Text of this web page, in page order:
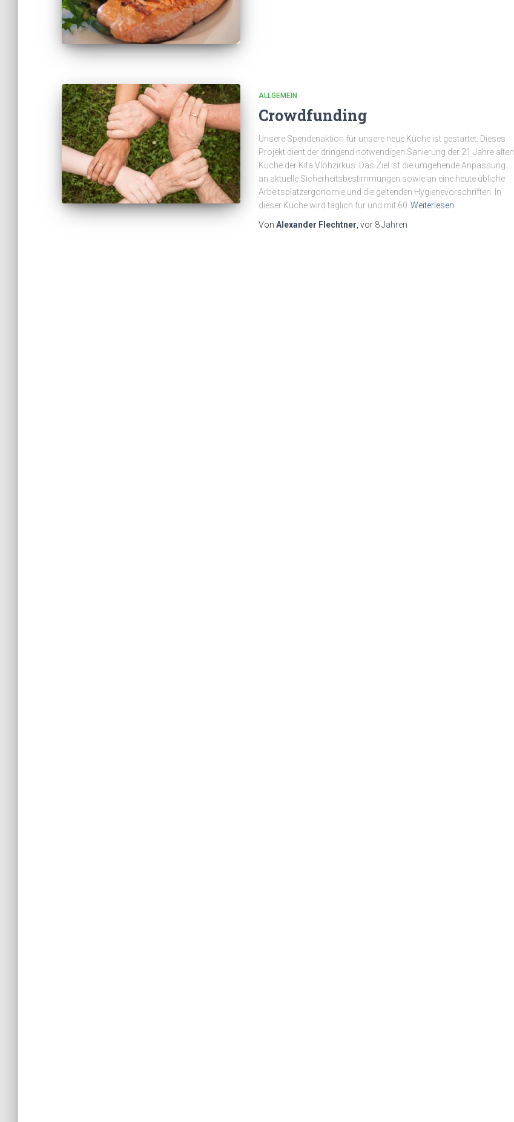
ALLGEMEIN
Crowdfunding
Unsere Spendenaktion für unsere neue Küche ist gestartet. Dieses
Projekt dient der dringend notwendigen Sanierung der 21 Jahre alten
Küche der Kita Vlohzirkus. Das Ziel ist die umgehende Anpassung
an aktuelle Sicherheitsbestimmungen sowie an eine heute übliche
Arbeitsplatzergonomie und die geltenden Hygienevorschriften. In
dieser Küche wird täglich für und mit 60 Weiterlesen
Von Alexander Flechtner, vor 8 Jahren